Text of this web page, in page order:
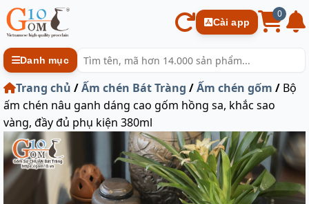
Cài app
0
Danh mục
Trang chủ /Ấm chén Bát Tràng /Ấm chén gốm / Bộ
ấm chén nâu ganh dáng cao gốm hồng sa, khắc sao
vàng, đầy đủ phụ kiện 380ml